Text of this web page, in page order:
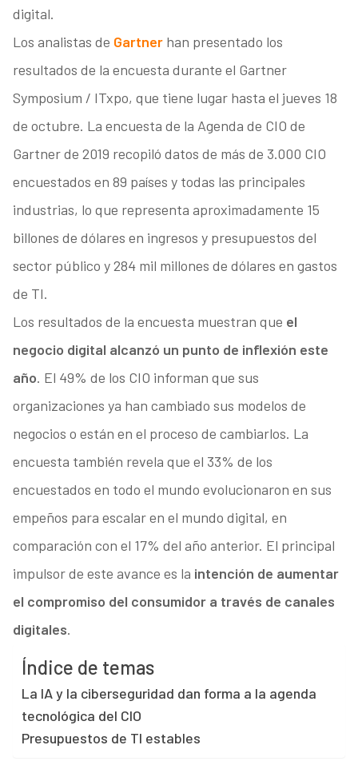
digital.
Los analistas de Gartnerhan presentado los
resultados de la encuesta durante el Gartner
Symposium / ITxpo, que tiene lugar hasta el jueves 18
de octubre. La encuesta de la Agenda de CIO de
Gartner de 2019 recopiló datos de más de 3.000 CIO
encuestados en 89 países y todas las principales
industrias, lo que representa aproximadamente 15
billones de dólares en ingresos y presupuestos del
sector público y 284 mil millones de dólares en gastos
de TI.
Los resultados de la encuesta muestran que el
negocio digital alcanzó un punto de inflexión este
año. El 49% de los CIO informan que sus
organizaciones ya han cambiado sus modelos de
negocios o están en el proceso de cambiarlos. La
encuesta también revela que el 33% de los
encuestados en todo el mundo evolucionaron en sus
empeños para escalar en el mundo digital, en
comparación con el 17% del año anterior. El principal
impulsor de este avance es la intención de aumentar
el compromiso del consumidor a través de canales
digitales.
Índice de temas
La IA y la ciberseguridad dan forma a la agenda
tecnológica del CIO
Presupuestos de TI estables